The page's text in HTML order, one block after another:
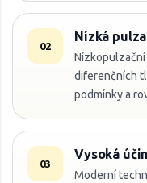
02
Nízká
Nízkopulzační
diferenčních
podmínky a
03
Vysoká
Moderní